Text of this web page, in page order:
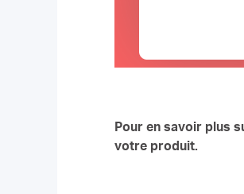
Pour en savoir plus
votre produit.